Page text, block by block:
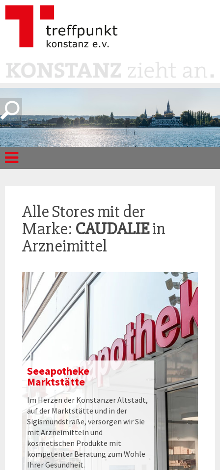
Alle Stores mit der
Marke: CAUDALIEin
Arzneimittel
Seeapotheke
Marktstätte
Im Herzen der Konstanzer Altstadt,
auf der Marktstätte und in der
Sigismundstraße, versorgen wir Sie
mit Arzneimitteln und
kosmetischen Produkte mit
kompetenter Beratung zum Wohle
Ihrer Gesundheit.